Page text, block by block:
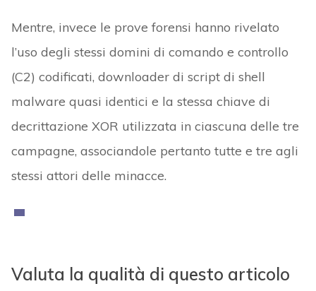
Mentre, invece le prove forensi hanno rivelato
l’uso degli stessi domini di comando e controllo
(C2) codificati, downloader di script di shell
malware quasi identici e la stessa chiave di
decrittazione XOR utilizzata in ciascuna delle tre
campagne, associandole pertanto tutte e tre agli
stessi attori delle minacce.
Valuta la qualità di questo articolo